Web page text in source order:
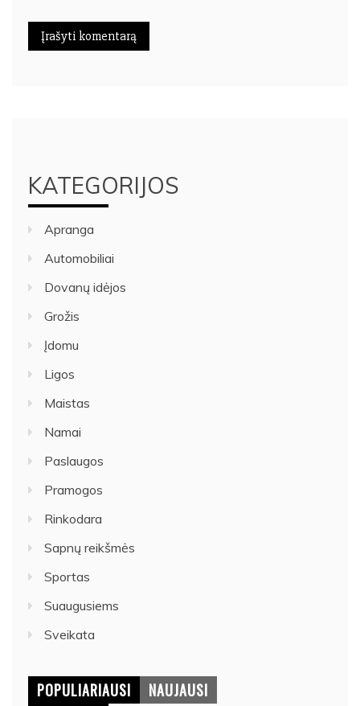
KATEGORIJOS
Apranga
Automobiliai
Dovanų idėjos
Grožis
Įdomu
Ligos
Maistas
Namai
Paslaugos
Pramogos
Rinkodara
Sapnų reikšmės
Sportas
Suaugusiems
Sveikata
POPULIARIAUSI NAUJAUSI